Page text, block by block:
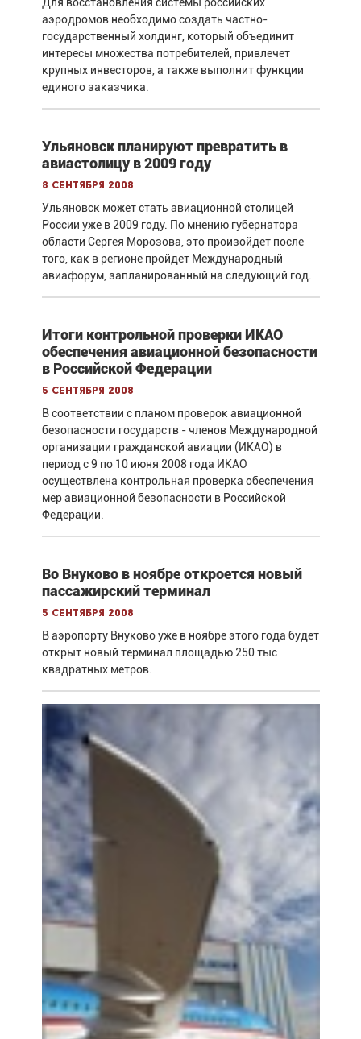
аэродромов необходимо создать частно-
государственный холдинг, который объединит
интересы множества потребителей, привлечет
крупных инвесторов, а также выполнит функции
единого заказчика.
Ульяновск планируют превратить в
авиастолицу в 2009 году
8 сентября 2008
Ульяновск может стать авиационной столицей
России уже в 2009 году. По мнению губернатора
области Сергея Морозова, это произойдет после
того, как в регионе пройдет Международный
авиафорум, запланированный на следующий год.
Итоги контрольной проверки ИКАО
обеспечения авиационной безопасности
в Российской Федерации
5 сентября 2008
В соответствии с планом проверок авиационной
безопасности государств - членов Международной
организации гражданской авиации (ИКАО) в
период с 9 по 10 июня 2008 года ИКАО
осуществлена контрольная проверка обеспечения
мер авиационной безопасности в Российской
Федерации.
Во Внуково в ноябре откроется новый
пассажирский терминал
5 сентября 2008
В аэропорту Внуково уже в ноябре этого года будет
открыт новый терминал площадью 250 тыс
квадратных метров.